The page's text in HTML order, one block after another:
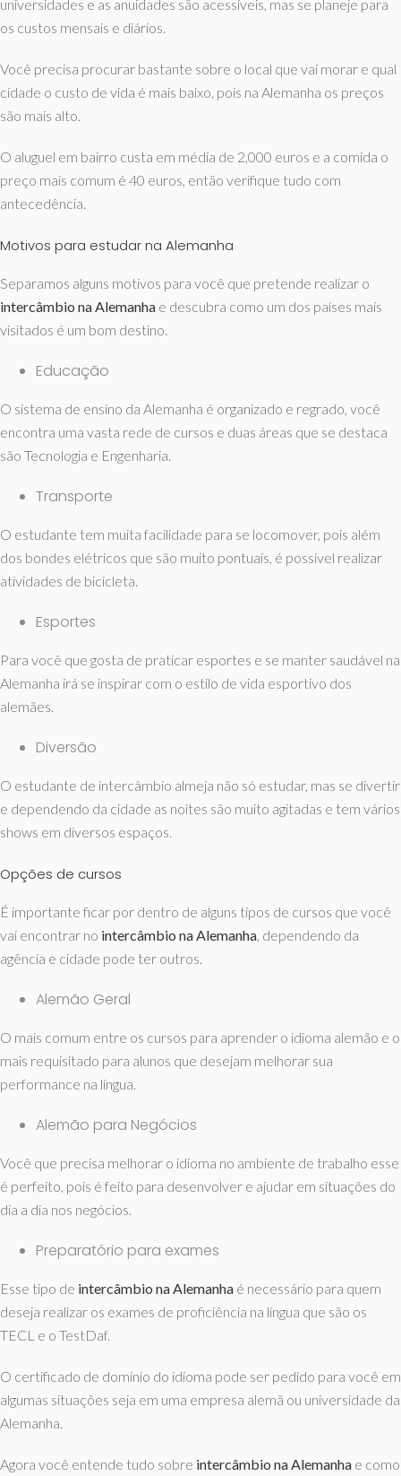
universidades e as anuidades são acessíveis, mas se planeje para
os custos mensais e diários.
Você precisa procurar bastante sobre o local que vai morar e qual
cidade o custo de vida é mais baixo, pois na Alemanha os preços
são mais alto.
O aluguel em bairro custa em média de 2,000 euros e a comida o
preço mais comum é 40 euros, então verifique tudo com
antecedência.
Motivos para estudar na Alemanha
Separamos alguns motivos para você que pretende realizar o
intercâmbio na Alemanha e descubra como um dos países mais
visitados é um bom destino.
Educação
O sistema de ensino da Alemanha é organizado e regrado, você
encontra uma vasta rede de cursos e duas áreas que se destaca
são Tecnologia e Engenharia.
Transporte
O estudante tem muita facilidade para se locomover, pois além
dos bondes elétricos que são muito pontuais, é possível realizar
atividades de bicicleta.
Esportes
Para você que gosta de praticar esportes e se manter saudável na
Alemanha irá se inspirar com o estilo de vida esportivo dos
alemães.
Diversão
O estudante de intercâmbio almeja não só estudar, mas se divertir
e dependendo da cidade as noites são muito agitadas e tem vários
shows em diversos espaços.
Opções de cursos
É importante ficar por dentro de alguns tipos de cursos que você
vai encontrar no intercâmbio na Alemanha, dependendo da
agência e cidade pode ter outros.
Alemão Geral
O mais comum entre os cursos para aprender o idioma alemão e o
mais requisitado para alunos que desejam melhorar sua
performance na língua.
Alemão para Negócios
Você que precisa melhorar o idioma no ambiente de trabalho esse
é perfeito, pois é feito para desenvolver e ajudar em situações do
dia a dia nos negócios.
Preparatório para exames
Esse tipo de intercâmbio na Alemanha é necessário para quem
deseja realizar os exames de proficiência na língua que são os
TECL e o TestDaf.
O certificado de domínio do idioma pode ser pedido para você em
algumas situações seja em uma empresa alemã ou universidade da
Alemanha.
Agora você entende tudo sobre intercâmbio na Alemanha e como